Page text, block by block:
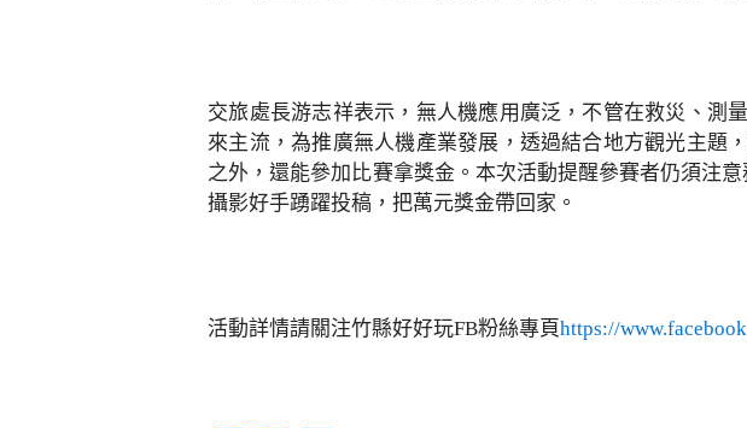
交旅處長游志祥表示，無人機應用廣泛，不管在救災、測
來主流，為推廣無人機產業發展，透過結合地方觀光主題
之外，還能參加比賽拿獎金。本次活動提醒參賽者仍須注
攝影好手踴躍投稿，把萬元獎金帶回家。
活動詳情請關注竹縣好好玩FB粉絲專頁https://